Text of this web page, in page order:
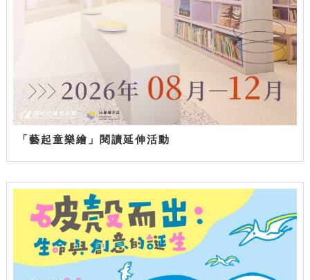
「藝起童樂繪」閱讀延伸活動